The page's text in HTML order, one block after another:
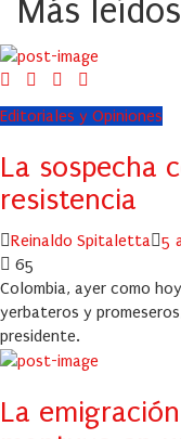
Más leídos
Editoriales y Opiniones
La sospecha
resistencia
Author
Reinaldo Spitaletta 5
65
Colombia, ayer como
yerbateros y
presidente.
La